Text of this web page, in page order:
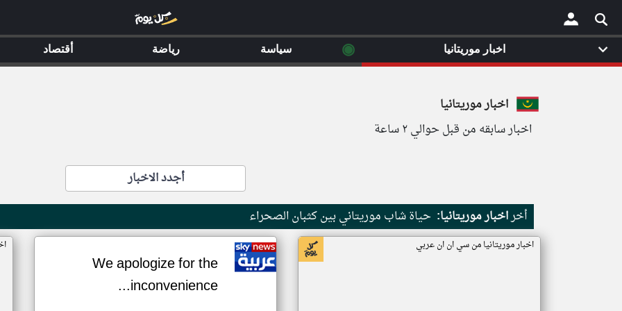
×
اخبار موريتانيا
اخبار سابقه من قبل حوالي ٢ ساعة
أجدد الاخبار
أخراخبار موريتانيا: حياة شاب موريتاني بين كثبان الصحراء
اخبار موريتانيا من سي ان ان عربي
We apologize for the
inconvenience...
اخبار موريتانيا ◉ سياسة رياضة أقتصاد